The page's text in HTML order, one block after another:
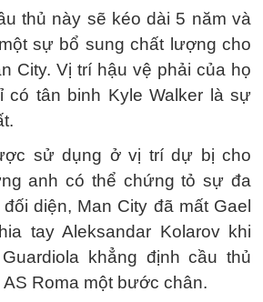
thủ này sẽ kéo dài 5 năm và
sự bổ sung chất lượng cho
City. Vị trí hậu vệ phải của họ
có tân binh Kyle Walker là sự
sử dụng ở vị trí dự bị cho
anh có thể chứng tỏ sự đa
diện, Man City đã mất Gael
tay Aleksandar Kolarov khi
khẳng định cầu thủ
Roma một bước chân.